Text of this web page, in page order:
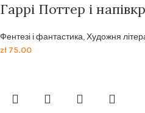
Гаррi Поттер i
Фентезі і фантастика,Художня
zł 75.00